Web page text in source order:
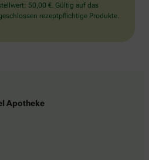
50,00 €. Gültig auf das
rezeptpflichtige Produkte.
Apotheke